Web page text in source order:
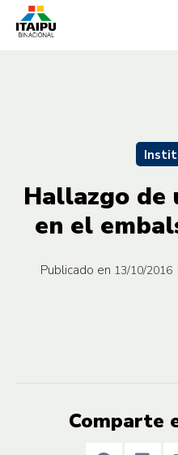
Hallazgo de
en el
Publicado en 13/10/2016
Comparte